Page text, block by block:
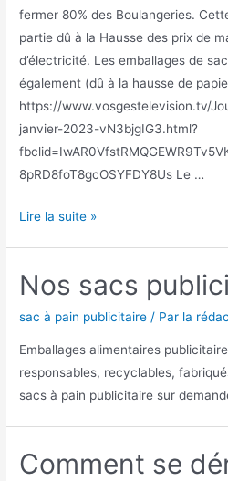
fermer 80% des Boulangeries.
partie dû à la Hausse des prix de
d’électricité. Les emballages de
également (dû à la hausse de
https://www.vosgestelevision.tv/
janvier-2023-vN3bjgIG3.html?
8pRD8foT8gcOSYFDY8Us Le …
Les
au
Boulangeries
Lire la suite »
Nos sacs
sac à pain publicitaire / Par la
Emballages alimentaires
responsables, recyclables,
sacs à pain publicitaire sur
Comment se